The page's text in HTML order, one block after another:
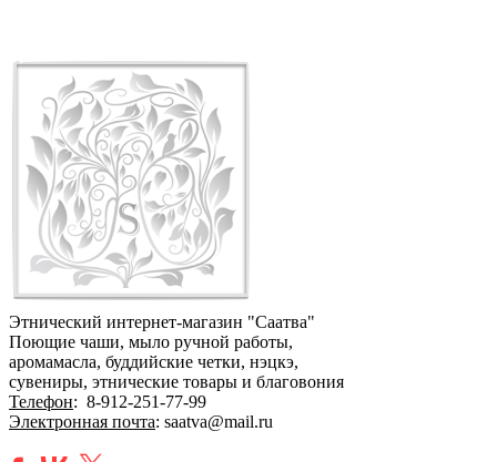
Этнический интернет-магазин "Саатва"
Поющие чаши, мыло ручной работы,
аромамасла, буддийские четки, нэцкэ,
сувениры, этнические товары и благовония
Телефон: 8-912-251-77-99
Электронная почта: saatva@mail.ru